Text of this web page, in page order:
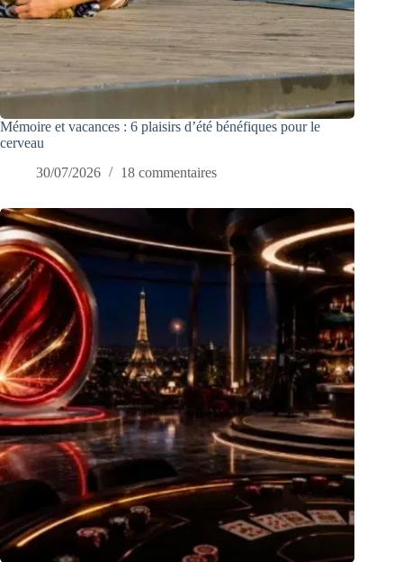
Mémoire et vacances : 6 plaisirs d’été bénéfiques pour le
cerveau
30/07/2026
18 commentaires